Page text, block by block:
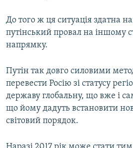
До того ж ця ситуація здатна
путінський провал на іншому
напрямку.
Путін так довго силовими
перевести Росію зі статусу
державу глобальну, що вже і
що йому дадуть встановити
світовий порядок.